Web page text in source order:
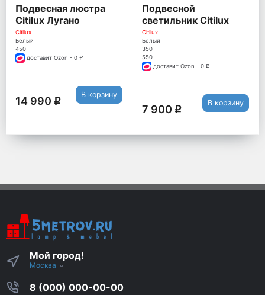
Подвесная люстра
Citilux Лугано
CL403163
Citilux
Белый
450
доставит Ozon - 0 q
14 990 q
В корзину
Подвесной
светильник Citilux
Сантона CL210145
Citilux
Белый
350
550
доставит Ozon - 0 q
7 900 q
В корзину
Мой город!
Москва
8 (000) 000-00-00